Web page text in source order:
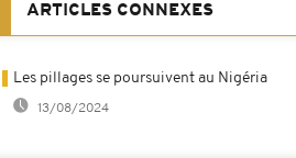
ARTICLES CONNEXES
Les pillages se poursuivent au Nigéria
13/08/2024